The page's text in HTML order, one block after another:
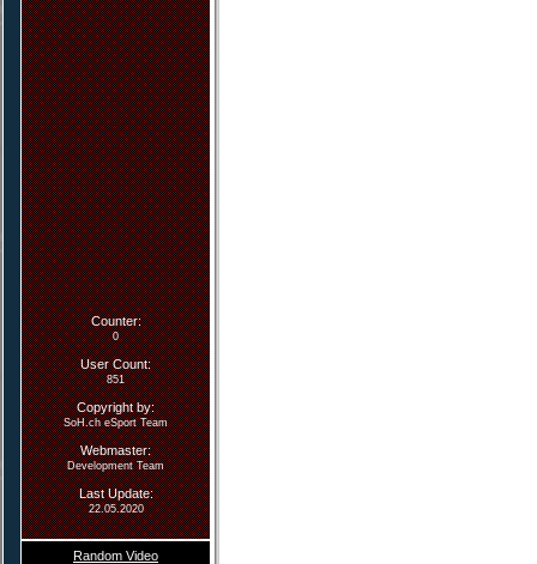
Counter:
0
User Count:
851
Copyright by:
SoH.ch eSport Team
Webmaster:
Development Team
Last Update:
22.05.2020
Random Video